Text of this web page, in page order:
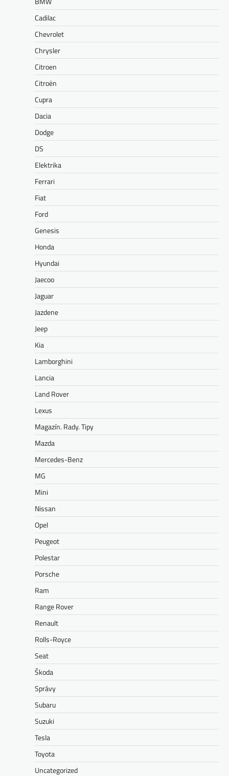
Cadilac
Chevrolet
Chrysler
Citroen
Citroën
Cupra
Dacia
Dodge
DS
Elektrika
Ferrari
Fiat
Ford
Genesis
Honda
Hyundai
Jaecoo
Jaguar
Jazdene
Jeep
Kia
Lamborghini
Lancia
Land Rover
Lexus
Magazín. Rady. Tipy
Mazda
Mercedes-Benz
MG
Mini
Nissan
Opel
Peugeot
Polestar
Porsche
Ram
Range Rover
Renault
Rolls-Royce
Seat
Škoda
Správy
Subaru
Suzuki
Tesla
Toyota
Uncategorized